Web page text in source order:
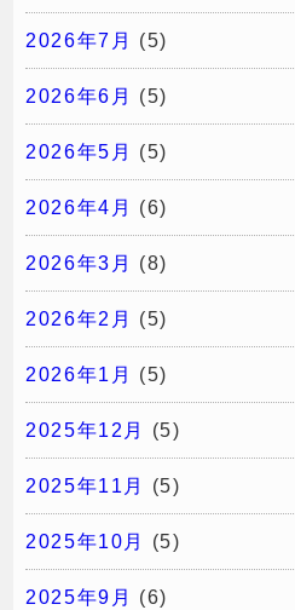
2026年7月 (5)
2026年6月 (5)
2026年5月 (5)
2026年4月 (6)
2026年3月 (8)
2026年2月 (5)
2026年1月 (5)
2025年12月 (5)
2025年11月 (5)
2025年10月 (5)
2025年9月 (6)